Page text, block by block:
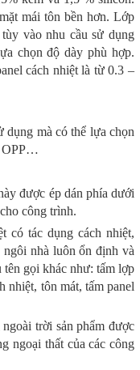
mái tôn bền hơn. Lớp
vào nhu cầu sử dụng
chọn độ dày phù hợp.
cách nhiệt là từ 0.3 –
dụng mà có thể lựa chọn
OPP…
được ép dán phía dưới
công trình.
có tác dụng cách nhiệt,
nhà luôn ổn định và
tên gọi khác như: tấm lợp
nhiệt, tôn mát, tấm panel
trời sản phẩm được
ngoại thất của các công